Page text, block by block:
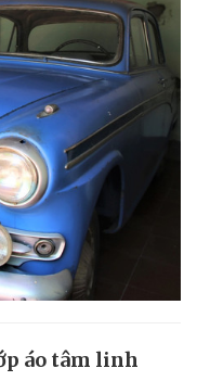
áo tâm linh